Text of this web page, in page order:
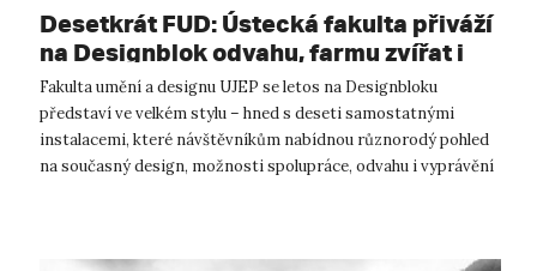
Desetkrát FUD: Ústecká fakulta přiváží
na Designblok odvahu, farmu zvířat i
zavlažovací systém inspirovaný
žížalami
Fakulta umění a designu UJEP se letos na Designbloku
představí ve velkém stylu – hned s deseti samostatnými
instalacemi, které návštěvníkům nabídnou různorodý pohled
na současný design, možnosti spolupráce, odvahu i vyprávění